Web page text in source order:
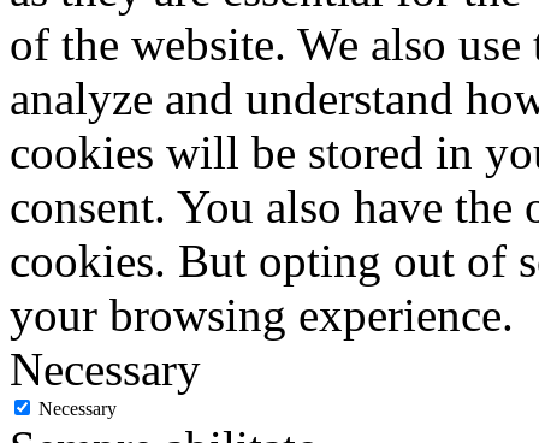
of the website. We also
analyze and understand
cookies will be stored in
consent. You also have
cookies. But opting out of
your browsing experience.
Necessary
Necessary